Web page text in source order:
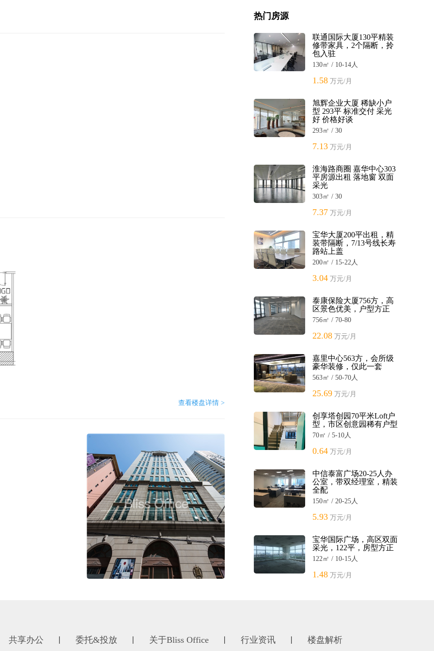
查看楼盘详情 >
热门房源
联通国际大厦130平精装
修带家具，2个隔断，拎
包入驻
130㎡ / 10-14人
1.58 万元/月
旭辉企业大厦 稀缺小户
型 293平 标准交付 采光
好 价格好谈
293㎡ / 30
7.13 万元/月
淮海路商圈 嘉华中心303
平房源出租 落地窗 双面
采光
303㎡ / 30
7.37 万元/月
宝华大厦200平出租，精
装带隔断，7/13号线长寿
路站上盖
200㎡ / 15-22人
3.04 万元/月
泰康保险大厦756方，高
区景色优美，户型方正
756㎡ / 70-80
22.08 万元/月
嘉里中心563方，会所级
豪华装修，仅此一套
563㎡ / 50-70人
25.69 万元/月
创享塔创园70平米Loft户
型，市区创意园稀有户型
70㎡ / 5-10人
0.64 万元/月
中信泰富广场20-25人办
公室，带双经理室，精装
全配
150㎡ / 20-25人
5.93 万元/月
宝华国际广场，高区双面
采光，122平，房型方正
122㎡ / 10-15人
1.48 万元/月
共享办公 委托&投放 关于Bliss Office 行业资讯 楼盘解析